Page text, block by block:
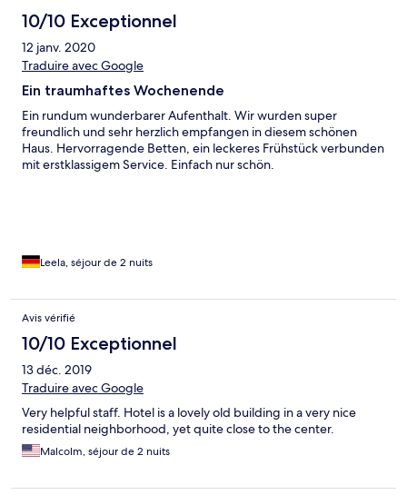
10/10 Exceptionnel
12 janv. 2020
Traduire avec Google
Ein traumhaftes Wochenende
Ein rundum wunderbarer Aufenthalt. Wir wurden super
freundlich und sehr herzlich empfangen in diesem schönen
Haus. Hervorragende Betten, ein leckeres Frühstück verbunden
mit erstklassigem Service. Einfach nur schön.
Leela, séjour de 2 nuits
Avis vérifié
10/10 Exceptionnel
13 déc. 2019
Traduire avec Google
Very helpful staff. Hotel is a lovely old building in a very nice
residential neighborhood, yet quite close to the center.
Malcolm, séjour de 2 nuits